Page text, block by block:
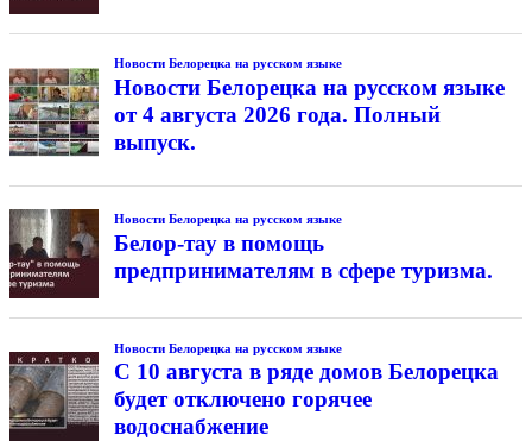
Новости Белорецка на русском языке
Новости Белорецка на русском языке
от 4 августа 2026 года. Полный
выпуск.
Новости Белорецка на русском языке
Белор-тау в помощь
предпринимателям в сфере туризма.
Новости Белорецка на русском языке
С 10 августа в ряде домов Белорецка
будет отключено горячее
водоснабжение